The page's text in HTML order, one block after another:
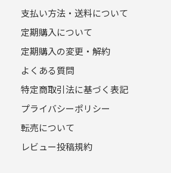
支払い方法・送料について
定期購入について
定期購入の変更・解約
よくある質問
特定商取引法に基づく表記
プライバシーポリシー
転売について
レビュー投稿規約